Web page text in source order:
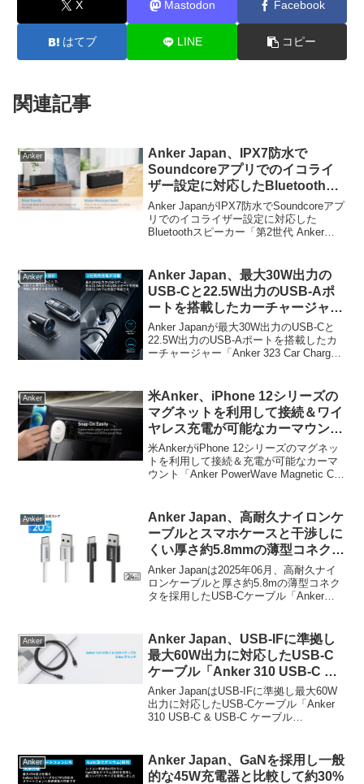
X Mastodon Facebook
はてブ LINE コピー
関連記事
Anker
Anker Japan、IPX7防水で
Soundcoreアプリでのイコライ
ザー設定に対応したBluetoothス
ピーカー「第2世代 Anker
Soundcore Boost」を発売。
Anker JapanがIPX7防水でSoundcoreアプ
リでのイコライザー設定に対応した
Bluetoothスピーカー「第2世代 Anker
Anker
Anker Japan、最大30W出力の
USB-Cと22.5W出力のUSB-Aポ
ートを搭載したカーチャージャー
「Anker 323 Car Charger
(52.5W)」のUSB-Cケーブル付属
モデルを発売。
Anker Japanが最大30W出力のUSB-Cと
22.5W出力のUSB-Aポートを搭載したカ
ーチャージャー「Anker 323 Car Charger
Anker
米Anker、iPhone 12シリーズの
マグネットを利用して接続＆ワイ
ヤレス充電が可能なカーマウント
「Anker PowerWave Magnetic
Car Charging Mount」を発売。
米AnkerがiPhone 12シリーズのマグネッ
トを利用して接続＆充電が可能なカーマ
ウント「Anker PowerWave Magnetic Car
Anker
Anker Japan、高耐久ナイロンケ
ーブルとスマホケースと干渉しに
くい厚さ約5.8mmの薄型コネクタ
を採用した「Anker Zolo USB-C
& USB-A ケーブル」を発売。
Anker Japanは2025年06月、高耐久ナイ
ロンケーブルと厚さ約5.8mの薄型コネク
タを採用したUSB-Cケーブル「Anker
が、そのUSB-C & USB-A版となる
「Anker Zolo USB-C & USB-A ケーブル
(A8052)」が新たに発売されています。
Anker
Anker Japan、USB-IFに準拠し
最大60W出力に対応したUSB-C
ケーブル「Anker 310 USB-C &
USB-C ケーブル 0.9/1.8/3.0m」
を発売。
Anker JapanはUSB-IFに準拠し最大60W
出力に対応したUSB-Cケーブル「Anker
310 USB-C & USB-C ケーブル
Anker
Anker Japan、GaNを採用し一般
的な45W充電器と比較して約30%